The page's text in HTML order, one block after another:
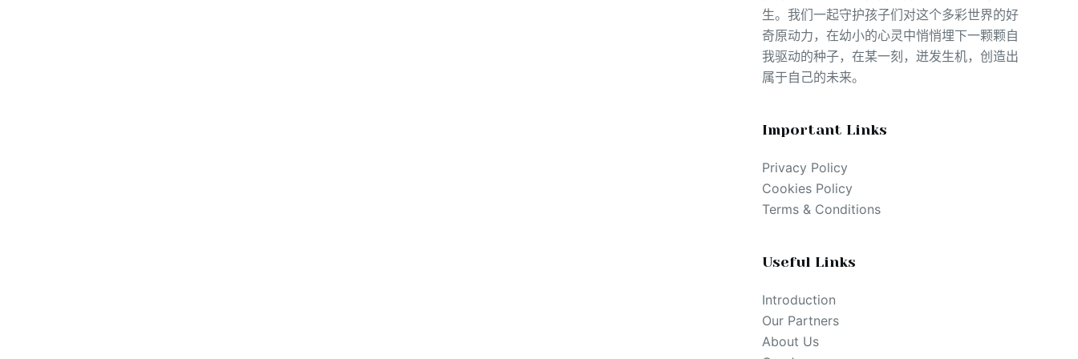
生。我们一起守护孩子们对这个多彩世界的好
奇原动力，在幼小的心灵中悄悄埋下一颗颗自
我驱动的种子，在某一刻，迸发生机，创造出
属于自己的未来。
Important Links
Privacy Policy
Cookies Policy
Terms & Conditions
Useful Links
Introduction
Our Partners
About Us